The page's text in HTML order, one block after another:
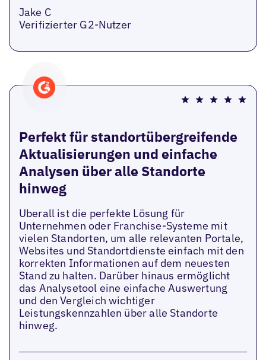
Jake C
Verifizierter G2-Nutzer
Perfekt für standortübergreifende
Aktualisierungen und einfache
Analysen über alle Standorte
hinweg
Uberall ist die perfekte Lösung für
Unternehmen oder Franchise-Systeme mit
vielen Standorten, um alle relevanten Portale,
Websites und Standortdienste einfach mit den
korrekten Informationen auf dem neuesten
Stand zu halten. Darüber hinaus ermöglicht
das Analysetool eine einfache Auswertung
und den Vergleich wichtiger
Leistungskennzahlen über alle Standorte
hinweg.